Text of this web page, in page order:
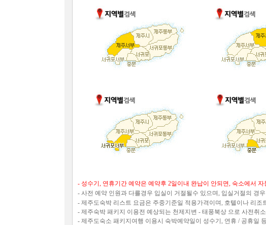
- 성수기, 연휴기간 예약은 예약후 2일이내 완납이 안되면, 숙소에서
- 사전 예약 인원과 다를경우 입실이 거절될수 있으며, 입실거절의 경
- 제주도숙박 리스트 요금은 주중기준일 적용가격이며, 호텔이나 리
- 제주숙박 패키지 이용전 예상되는 천제지변 - 태풍북상 으로 사전취
- 제주도숙소 패키지여행 이용시 숙박예약일이 성수기, 연휴 / 공휴일